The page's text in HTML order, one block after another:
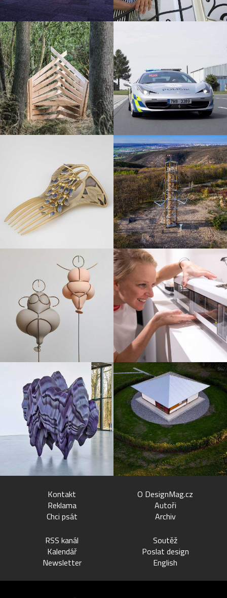
Kontakt
Reklama
Chci psát
O DesignMag.cz
Autoři
Archiv
RSS kanál
Kalendář
Newsletter
Soutěž
Poslat design
English